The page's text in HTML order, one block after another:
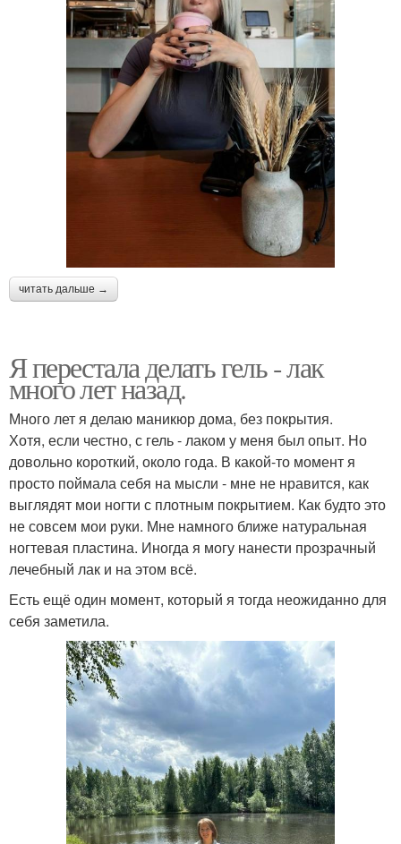
читать дальше →
Я перестала делать гель - лак
много лет назад.
Много лет я делаю маникюр дома, без покрытия.
Хотя, если честно, с гель - лаком у меня был опыт. Но
довольно короткий, около года. В какой-то момент я
просто поймала себя на мысли - мне не нравится, как
выглядят мои ногти с плотным покрытием. Как будто это
не совсем мои руки. Мне намного ближе натуральная
ногтевая пластина. Иногда я могу нанести прозрачный
лечебный лак и на этом всё.
Есть ещё один момент, который я тогда неожиданно для
себя заметила.